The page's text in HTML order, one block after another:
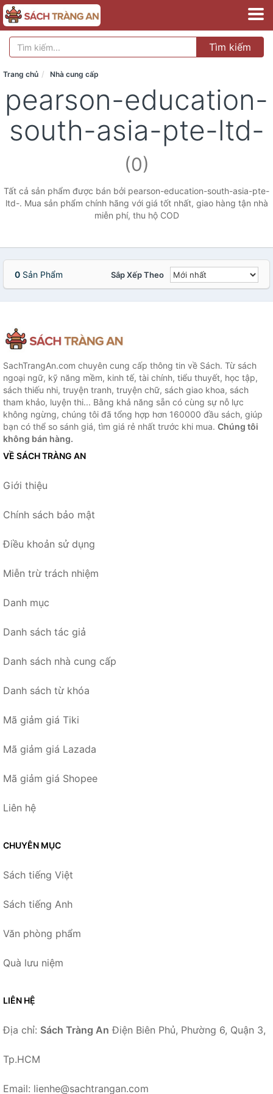
Tìm kiếm
Trang chủ Nhà cung cấp
pearson-education-
south-asia-pte-ltd-
(0)
Tất cả sản phẩm được bán bởi pearson-education-south-asia-pte-
ltd-. Mua sản phẩm chính hãng với giá tốt nhất, giao hàng tận nhà
miễn phí, thu hộ COD
0 Sản Phẩm Sắp Xếp Theo
SachTrangAn.com chuyên cung cấp thông tin về Sách. Từ sách
ngoại ngữ, kỹ năng mềm, kinh tế, tài chính, tiểu thuyết, học tập,
sách thiếu nhi, truyện tranh, truyện chữ, sách giao khoa, sách
tham khảo, luyện thi... Bằng khả năng sẵn có cùng sự nỗ lực
không ngừng, chúng tôi đã tổng hợp hơn 160000 đầu sách, giúp
bạn có thể so sánh giá, tìm giá rẻ nhất trước khi mua. Chúng tôi
không bán hàng.
VỀ SÁCH TRÀNG AN
Giới thiệu
Chính sách bảo mật
Điều khoản sử dụng
Miễn trừ trách nhiệm
Danh mục
Danh sách tác giả
Danh sách nhà cung cấp
Danh sách từ khóa
Mã giảm giá Tiki
Mã giảm giá Lazada
Mã giảm giá Shopee
Liên hệ
CHUYÊN MỤC
Sách tiếng Việt
Sách tiếng Anh
Văn phòng phẩm
Quà lưu niệm
LIÊN HỆ
Địa chỉ: Sách Tràng An Điện Biên Phủ, Phường 6, Quận 3,
Tp.HCM
Email: lienhe@sachtrangan.com